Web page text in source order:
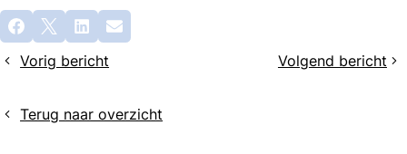
Deel
dit
bericht
Facebook
X LinkedInE-mail
Vorig bericht
Terugblik
Event
Volgend bericht
Definitieve
Terug naar overzicht